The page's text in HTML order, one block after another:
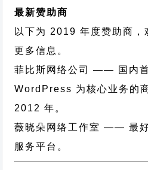
最新赞助商
以下为 2019 年度赞助商，
更多信息。
菲比斯网络公司
—— 国内首
WordPress 为核心业务的
2012 年。
薇晓朵网络工作室 —— 最好
服务平台。